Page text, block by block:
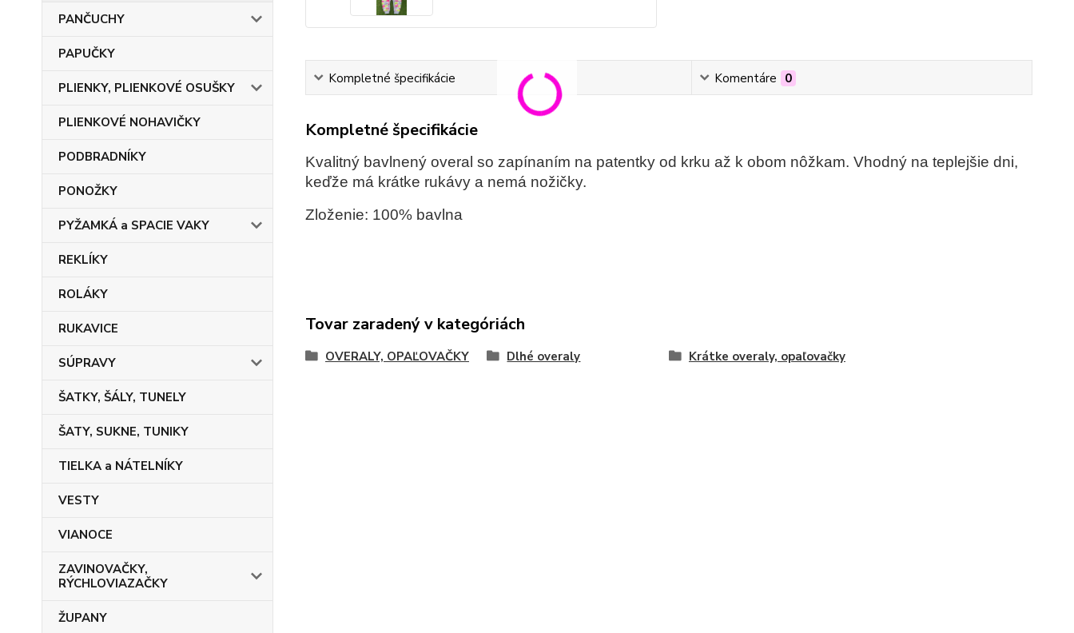
PANČUCHY
PAPUČKY
PLIENKY, PLIENKOVÉ OSUŠKY
PLIENKOVÉ NOHAVIČKY
PODBRADNÍKY
PONOŽKY
PYŽAMKÁ a SPACIE VAKY
REKLÍKY
ROLÁKY
RUKAVICE
SÚPRAVY
ŠATKY, ŠÁLY, TUNELY
ŠATY, SUKNE, TUNIKY
TIELKA a NÁTELNÍKY
VESTY
VIANOCE
ZAVINOVAČKY,
RÝCHLOVIAZAČKY
ŽUPANY
Kompletné špecifikácie Komentáre 0
Kompletné špecifikácie
Kvalitný bavlnený overal so zapínaním na patentky od krku až k obom nôžkam. Vhodný na teplejšie dni,
keďže má krátke rukávy a nemá nožičky.
Zloženie: 100% bavlna
Tovar zaradený v kategóriách
OVERALY, OPAĽOVAČKY Dlhé overaly Krátke overaly, opaľovačky